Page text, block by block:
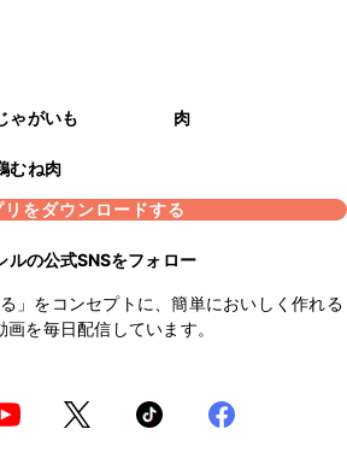
ゃがいも 肉
むね肉
リをダウンロードする
ルの公式SNSをフォロー
」をコンセプトに、簡単においしく作れる
画を毎日配信しています。